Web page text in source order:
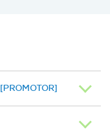
[PROMOTOR]